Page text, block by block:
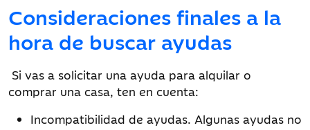
Consideraciones finales a la
hora de buscar ayudas
Si vas a solicitar una ayuda para alquilar o
comprar una casa, ten en cuenta:
Incompatibilidad de ayudas. Algunas ayudas no